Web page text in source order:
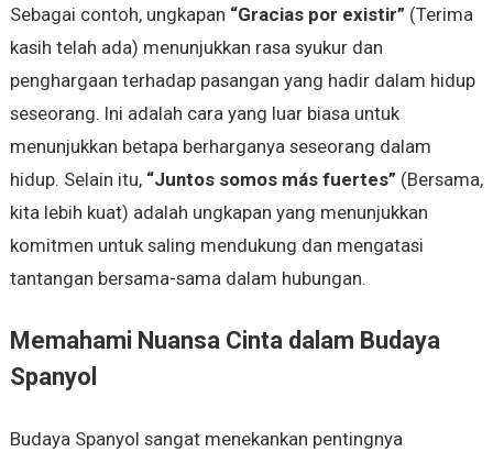
Sebagai contoh, ungkapan “Gracias por existir” (Terima
kasih telah ada) menunjukkan rasa syukur dan
penghargaan terhadap pasangan yang hadir dalam hidup
seseorang. Ini adalah cara yang luar biasa untuk
menunjukkan betapa berharganya seseorang dalam
hidup. Selain itu, “Juntos somos más fuertes” (Bersama,
kita lebih kuat) adalah ungkapan yang menunjukkan
komitmen untuk saling mendukung dan mengatasi
tantangan bersama-sama dalam hubungan.
Memahami Nuansa Cinta dalam Budaya
Spanyol
Budaya Spanyol sangat menekankan pentingnya